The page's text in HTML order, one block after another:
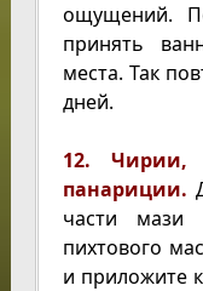
ощущений.
принять
места. Так
дней.
12. Чирии,
панариции.
части мази
пихтового
и приложите